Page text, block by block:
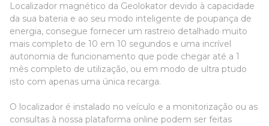
Localizador magnético da Geolokator devido à capacidade
da sua bateria e ao seu modo inteligente de poupança de
energia, consegue fornecer um rastreio detalhado muito
mais completo de 10 em 10 segundos e uma incrível
autonomia de funcionamento que pode chegar até a 1
mês completo de utilização, ou em modo de ultra ptudo
isto com apenas uma única recarga.
O localizador é instalado no veículo e a monitorização ou as
consultas à nossa plataforma online podem ser feitas